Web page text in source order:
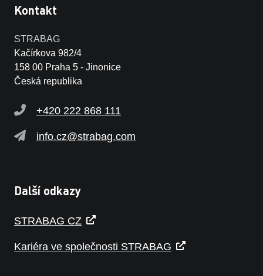
Kontakt
STRABAG
Kačírkova 982/4
158 00 Praha 5 - Jinonice
Česká republika
+420 222 868 111
info.cz@strabag.com
Další odkazy
STRABAG CZ
Kariéra ve společnosti STRABAG